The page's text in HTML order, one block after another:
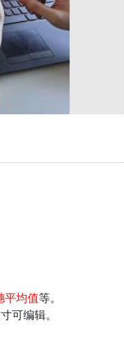
平均值等。
可编辑。